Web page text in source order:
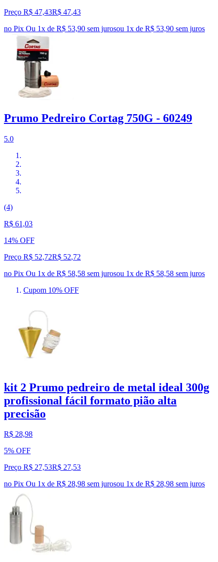
Preço R$ 47,43R$ 47,43
no Pix Ou 1x de R$ 53,90 sem jurosou 1x de R$ 53,90 sem juros
Prumo Pedreiro Cortag 750G - 60249
5.0
(4)
R$ 61,03
14% OFF
Preço R$ 52,72R$ 52,72
no Pix Ou 1x de R$ 58,58 sem jurosou 1x de R$ 58,58 sem juros
Cupom 10% OFF
kit 2 Prumo pedreiro de metal ideal 300g
profissional fácil formato pião alta
precisão
R$ 28,98
5% OFF
Preço R$ 27,53R$ 27,53
no Pix Ou 1x de R$ 28,98 sem jurosou 1x de R$ 28,98 sem juros